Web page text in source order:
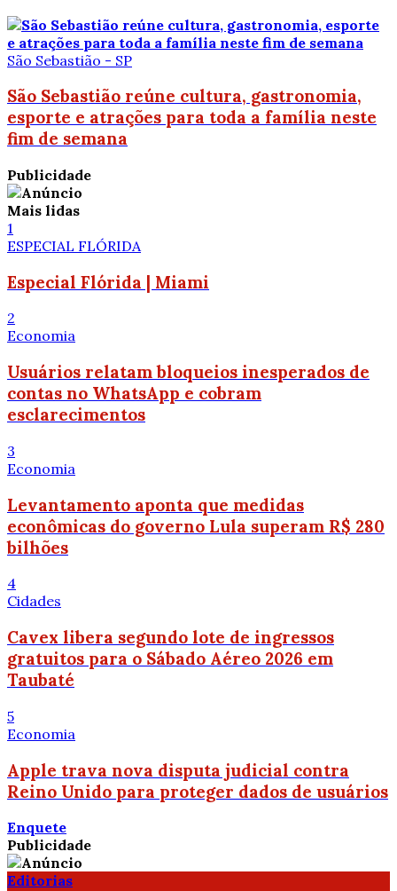
São Sebastião - SP
São Sebastião reúne cultura, gastronomia,
esporte e atrações para toda a família neste
fim de semana
Publicidade
Mais lidas
1
ESPECIAL FLÓRIDA
Especial Flórida | Miami
2
Economia
Usuários relatam bloqueios inesperados de
contas no WhatsApp e cobram
esclarecimentos
3
Economia
Levantamento aponta que medidas
econômicas do governo Lula superam R$ 280
bilhões
4
Cidades
Cavex libera segundo lote de ingressos
gratuitos para o Sábado Aéreo 2026 em
Taubaté
5
Economia
Apple trava nova disputa judicial contra
Reino Unido para proteger dados de usuários
Enquete
Publicidade
Editorias